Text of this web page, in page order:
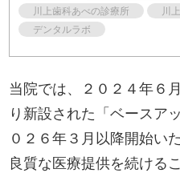
当院の治療
予防
インプラント
川上歯科あべの診療所
川
デンタルラボ
当院では、２０２４年６
り新設された「ベースア
０２６年３月以降開始い
良質な医療提供を続ける